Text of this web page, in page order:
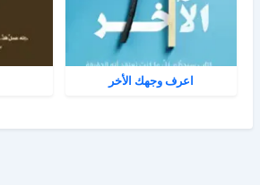
اعرف وجهك الأخر